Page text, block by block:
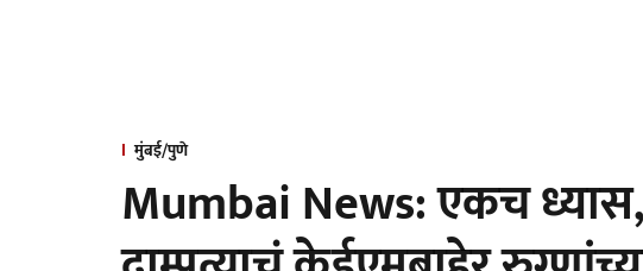
मुंबई/पुणे
Mumbai News: एकच